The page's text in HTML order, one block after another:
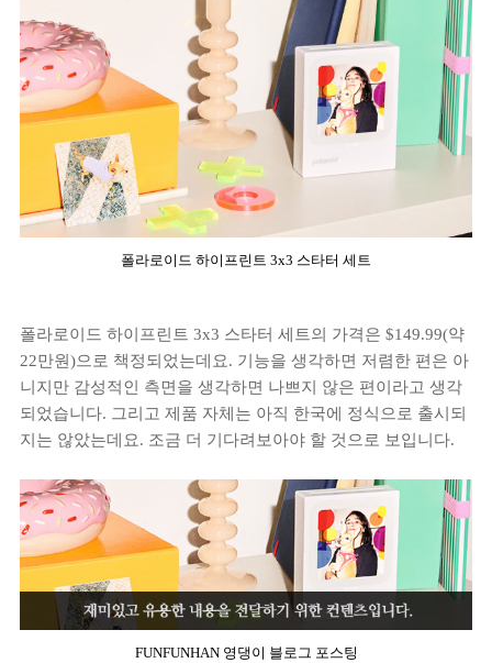
폴라로이드 하이프린트 3x3 스타터 세트
폴라로이드 하이프린트 3x3 스타터 세트의 가격은 $149.99(약
22만원)으로 책정되었는데요. 기능을 생각하면 저렴한 편은 아
니지만 감성적인 측면을 생각하면 나쁘지 않은 편이라고 생각
되었습니다. 그리고 제품 자체는 아직 한국에 정식으로 출시되
지는 않았는데요. 조금 더 기다려보아야 할 것으로 보입니다.
FUNFUNHAN 영댕이 블로그 포스팅